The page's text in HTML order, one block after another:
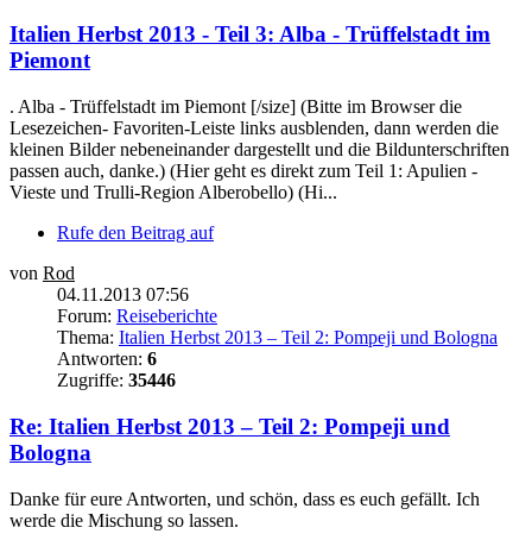
Italien Herbst 2013 - Teil 3: Alba - Trüffelstadt im
Piemont
. Alba - Trüffelstadt im Piemont [/size] (Bitte im Browser die
Lesezeichen- Favoriten-Leiste links ausblenden, dann werden die
kleinen Bilder nebeneinander dargestellt und die Bildunterschriften
passen auch, danke.) (Hier geht es direkt zum Teil 1: Apulien -
Vieste und Trulli-Region Alberobello) (Hi...
Rufe den Beitrag auf
von Rod
04.11.2013 07:56
Forum: Reiseberichte
Thema: Italien Herbst 2013 – Teil 2: Pompeji und Bologna
Antworten: 6
Zugriffe: 35446
Re: Italien Herbst 2013 – Teil 2: Pompeji und
Bologna
Danke für eure Antworten, und schön, dass es euch gefällt. Ich
werde die Mischung so lassen.